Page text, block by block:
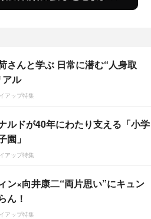
さんと学ぶ 日常に潜む“人身取
アル
アップ特集
ルドが40年にわたり支える「小学
園」
アップ特集
ン×向井康二“両片思い”にキュン
ん！
アップ特集